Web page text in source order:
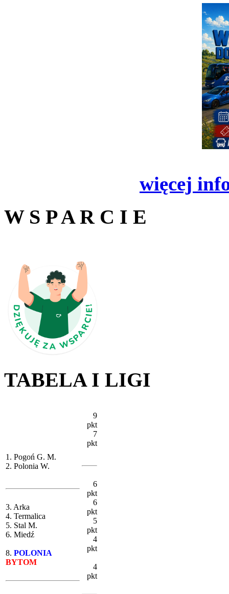
więcej
W S P A R C I E
TABELA I LIGI
1. Pogoń G. M.
2. Polonia W.
3. Arka
4. Termalica
5. Stal M.
6. Miedź
8. POLONIA
BYTOM
9
pkt
7
pkt
6
pkt
6
pkt
5
pkt
4
pkt
4
pkt